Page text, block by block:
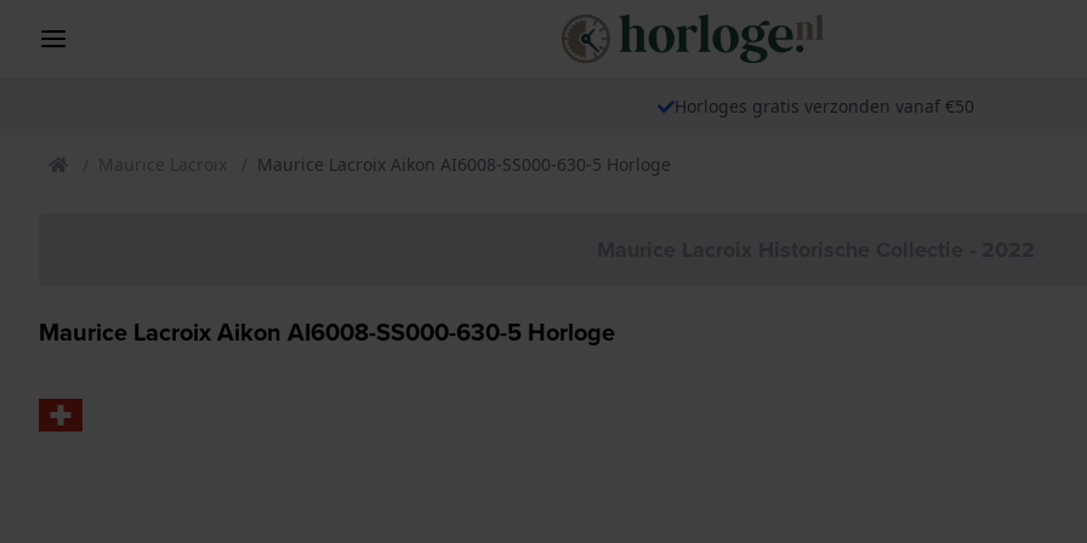
Horloges gratis verzonden vanaf €50
Maurice Lacroix Maurice Lacroix Aikon AI6008-SS000-630-5 Horloge
Maurice Lacroix Aikon AI6008-SS000-630-5 Horloge